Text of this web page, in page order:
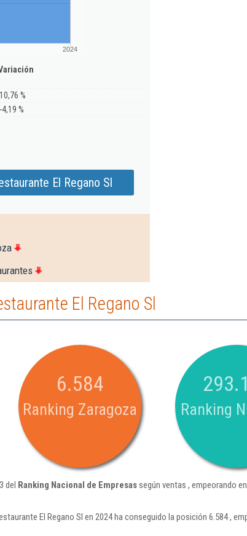
2024
10,76 %
-4,19 %
El Regano Sl
El Regano Sl
6.584
Ranking Zaragoza Ranking
del Ranking Nacional de Empresassegún ventas , empeorando
El Regano Sl en 2024 ha conseguido la posición 6.584 ,